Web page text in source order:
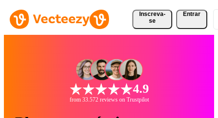
Inscreva-
se
Entrar
4.9
from 33.572 reviews on Trustpilot